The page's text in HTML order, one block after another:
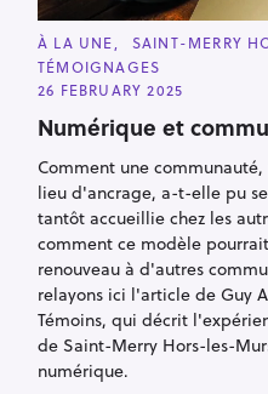
C
A
T
E
O
R
E
S
À LA UNE
SAINT-MERRY
TÉMOIGNAGES
26 FEBRUARY 2025
Numérique et
Comment une
lieu d'ancrage, a-t-elle pu
tantôt accueillie chez les
comment ce modèle
renouveau à d'autres
relayons ici l'article de Guy
Témoins, qui décrit
de Saint-Merry Hors-les-
numérique.